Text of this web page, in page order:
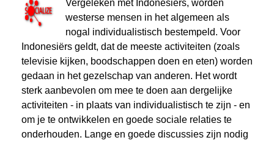
Vergeleken met Indonesiërs, worden
westerse mensen in het algemeen als
nogal individualistisch bestempeld. Voor
Indonesiërs geldt, dat de meeste activiteiten (zoals
televisie kijken, boodschappen doen en eten) worden
gedaan in het gezelschap van anderen. Het wordt
sterk aanbevolen om mee te doen aan dergelijke
activiteiten - in plaats van individualistisch te zijn - en
om je te ontwikkelen en goede sociale relaties te
onderhouden. Lange en goede discussies zijn nodig